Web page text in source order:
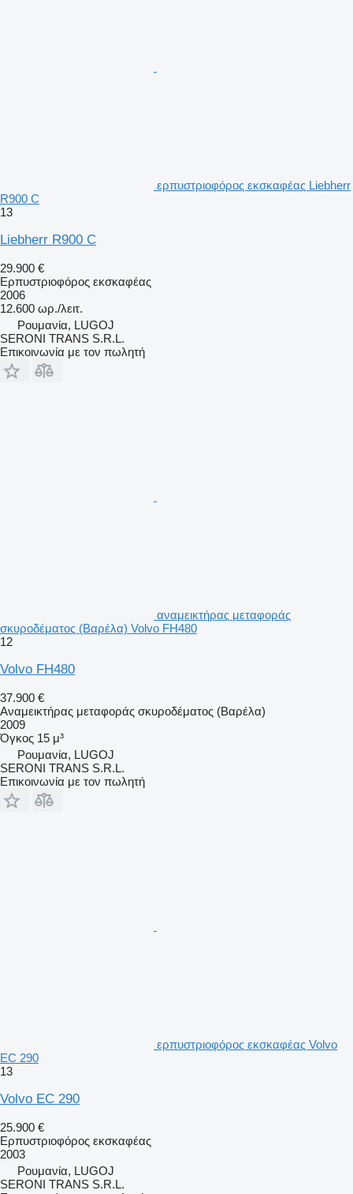
ερπυστριοφόρος εκσκαφέας Liebherr
R900 C
13
Liebherr R900 C
29.900 €
Ερπυστριοφόρος εκσκαφέας
2006
12.600 ωρ./λειτ.
Ρουμανία, LUGOJ
SERONI TRANS S.R.L.
Επικοινωνία με τον πωλητή
αναμεικτήρας μεταφοράς
σκυροδέματος (Βαρέλα) Volvo FH480
12
Volvo FH480
37.900 €
Αναμεικτήρας μεταφοράς σκυροδέματος (Βαρέλα)
2009
Όγκος 15 μ³
Ρουμανία, LUGOJ
SERONI TRANS S.R.L.
Επικοινωνία με τον πωλητή
ερπυστριοφόρος εκσκαφέας Volvo
EC 290
13
Volvo EC 290
25.900 €
Ερπυστριοφόρος εκσκαφέας
2003
Ρουμανία, LUGOJ
SERONI TRANS S.R.L.